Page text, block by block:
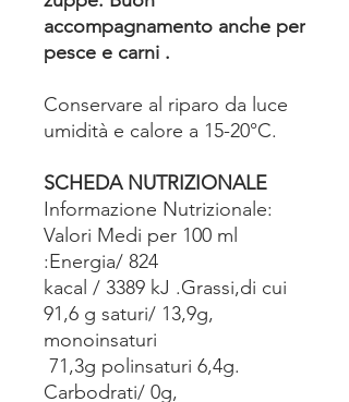
accompagnamento anche per
pesce e carni .
Conservare al riparo da luce
umidità e calore a 15-20°C.
SCHEDA NUTRIZIONALE
Informazione Nutrizionale:
Valori Medi per 100 ml
:Energia/ 824
kacal / 3389 kJ .Grassi,di cui
91,6 g saturi/ 13,9g,
monoinsaturi
71,3g polinsaturi 6,4g.
Carbodrati/ 0g,